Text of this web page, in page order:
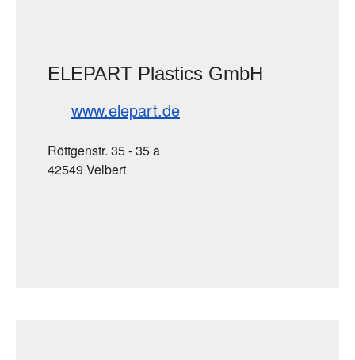
ELEPART Plastics GmbH
www.elepart.de
Röttgenstr. 35 - 35 a
42549 Velbert